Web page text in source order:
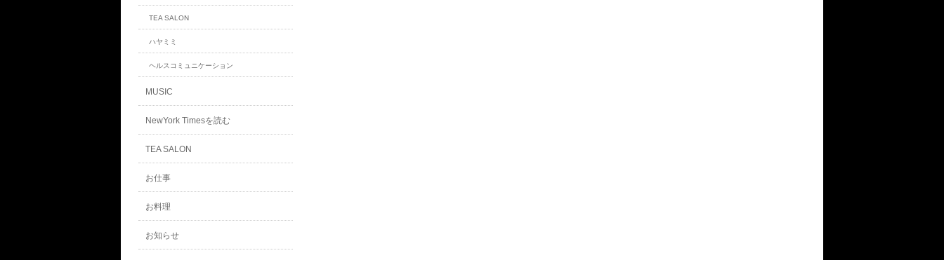
TEA SALON
ハヤミミ
ヘルスコミュニケーション
MUSIC
NewYork Timesを読む
TEA SALON
お仕事
お料理
お知らせ